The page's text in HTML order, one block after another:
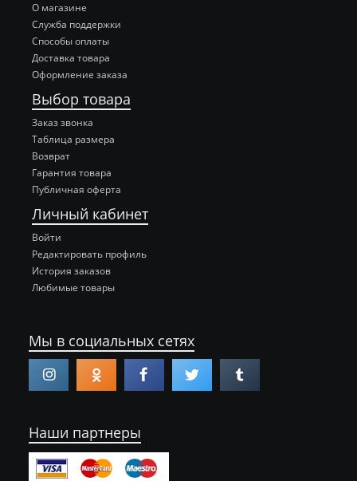
О магазине
Служба поддержки
Способы оплаты
Доставка товара
Оформление заказа
Выбор товара
Заказ звонка
Таблица размера
Возврат
Гарантия товара
Публичная оферта
Личный кабинет
Войти
Редактировать профиль
История заказов
Любимые товары
Мы в социальных сетях
Наши партнеры